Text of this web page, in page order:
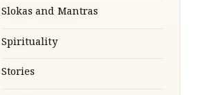
Slokas and Mantras
Spirituality
Stories